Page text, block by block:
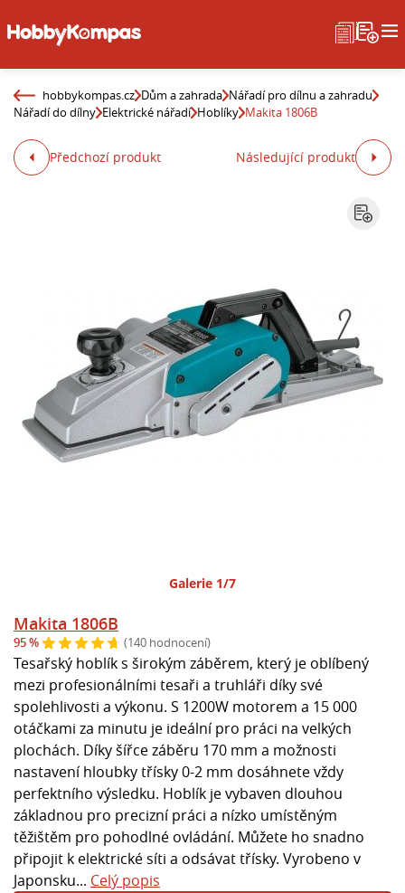
hobbykompas.cz Dům a zahrada Nářadí pro dílnu a zahradu
Nářadí do dílny Elektrické nářadí Hoblíky Makita 1806B
Předchozí produkt Následující produkt
Galerie 1/7
Makita 1806B
95 % (140 hodnocení)
Tesařský hoblík s širokým záběrem, který je oblíbený
mezi profesionálními tesaři a truhláři díky své
spolehlivosti a výkonu. S 1200W motorem a 15 000
otáčkami za minutu je ideální pro práci na velkých
plochách. Díky šířce záběru 170 mm a možnosti
nastavení hloubky třísky 0-2 mm dosáhnete vždy
perfektního výsledku. Hoblík je vybaven dlouhou
základnou pro precizní práci a nízko umístěným
těžištěm pro pohodlné ovládání. Můžete ho snadno
připojit k elektrické síti a odsávat třísky. Vyrobeno v
Japonsku... Celý popis